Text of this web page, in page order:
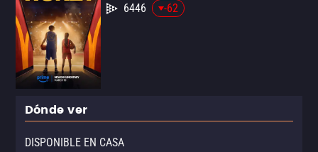
6446
-62
Dónde ver
DISPONIBLE EN CASA